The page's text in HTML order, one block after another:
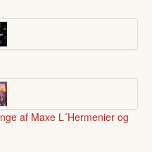
af Maxe L´Hermenier og